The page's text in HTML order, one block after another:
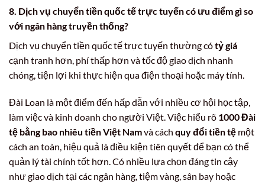
8. Dịch vụ chuyển tiền quốc tế trực tuyến có ưu điểm gì so
với ngân hàng truyền thống?
Dịch vụ chuyển tiền quốc tế trực tuyến thường cótỷ giá
cạnh tranh hơn, phí thấp hơn và tốc độ giao dịch nhanh
chóng, tiện lợi khi thực hiện qua điện thoại hoặc máy tính.
Đài Loan là một điểm đến hấp dẫn với nhiều cơ hội học tập,
làm việc và kinh doanh cho người Việt. Việc hiểu rõ 1000 Đài
tệ bằng bao nhiêu tiền Việt Namvà cách quy đổi tiền tệ một
cách an toàn, hiệu quả là điều kiện tiên quyết để bạn có thể
quản lý tài chính tốt hơn. Có nhiều lựa chọn đáng tin cậy
như giao dịch tại các ngân hàng, tiệm vàng, sân bay hoặc